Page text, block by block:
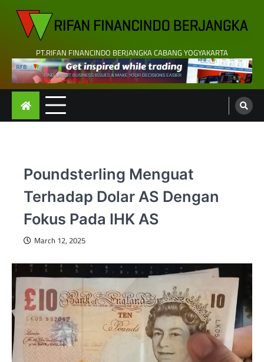
content
PT.RIFAN FINANCINDO BERJANGKA CABANG YOGYAKARTA
Poundsterling Menguat
Terhadap Dolar AS Dengan
Fokus Pada IHK AS
March 12, 2025